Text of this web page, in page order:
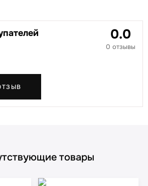
0.0
0 отзывы
товары